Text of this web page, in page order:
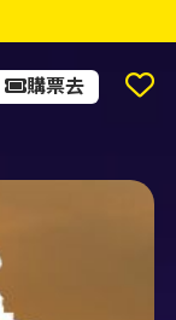
購票去